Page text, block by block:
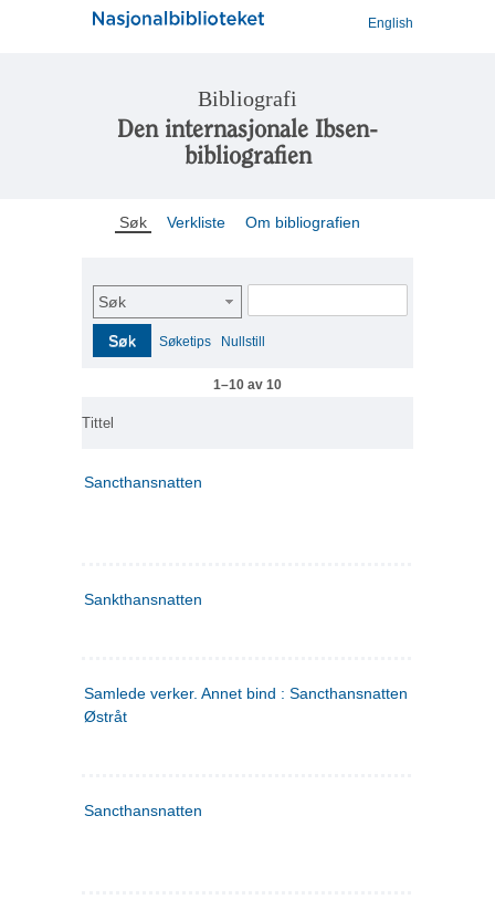
English
Bibliografi
Den internasjonale Ibsen-
bibliografien
Søk Verkliste Om bibliografien
Søk
Søk Søketips Nullstill
1–10 av 10
Tittel
Sancthansnatten
Sankthansnatten
Samlede verker. Annet bind : Sancthansnatten ; Fru Inger
Østråt
Sancthansnatten